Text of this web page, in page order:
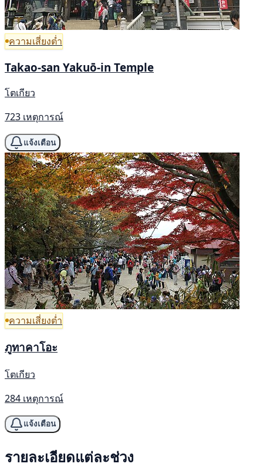
ความเสี่ยงต่ำ
Takao-san Yakuō-in Temple
โตเกียว
723 เหตุการณ์
แจ้งเตือน
ความเสี่ยงต่ำ
ภูทาคาโอะ
โตเกียว
284 เหตุการณ์
แจ้งเตือน
รายละเอียดแต่ละช่วง